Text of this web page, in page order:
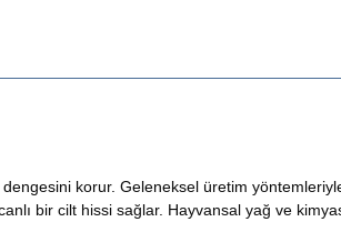
korur. Geleneksel üretim
bir cilt hissi sağlar. Hayvansal yağ ve